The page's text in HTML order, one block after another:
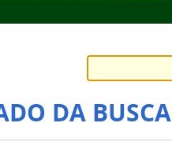
DA BUSCA